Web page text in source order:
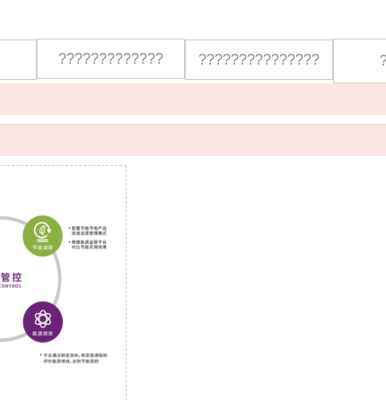
????????????? ???????????????